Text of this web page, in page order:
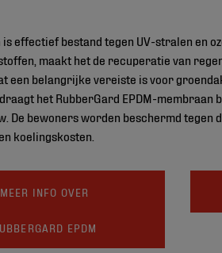
effectief bestand tegen UV-stralen en
maakt het de recuperatie van
een belangrijke vereiste is voor
het RubberGard EPDM-membraan
De bewoners worden beschermd tegen
koelingskosten.
MEER INFO OVER
EPDM